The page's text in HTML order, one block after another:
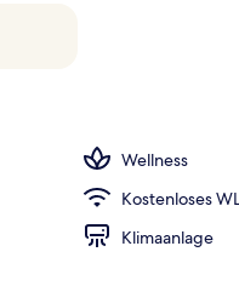
Wellness
Kostenloses
Klimaanlage